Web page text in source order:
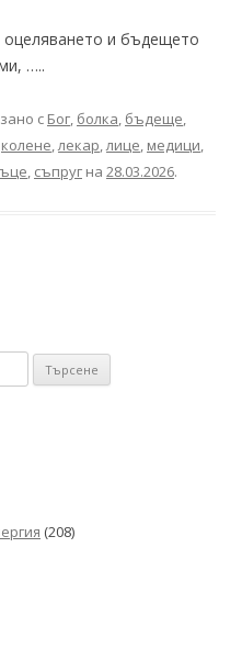
и бъдещето
…..
с Бог, болка, бъдеще,
колене,лекар,лице, медици,
, съпруг на 28.03.2026.
(208)